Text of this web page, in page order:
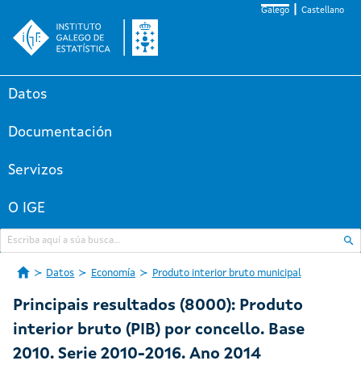
Galego Castellano
Datos
Documentación
Servizos
O IGE
Datos Economía Produto interior bruto municipal
Principais resultados (8000): Produto
interior bruto (PIB) por concello. Base
2010. Serie 2010-2016. Ano 2014